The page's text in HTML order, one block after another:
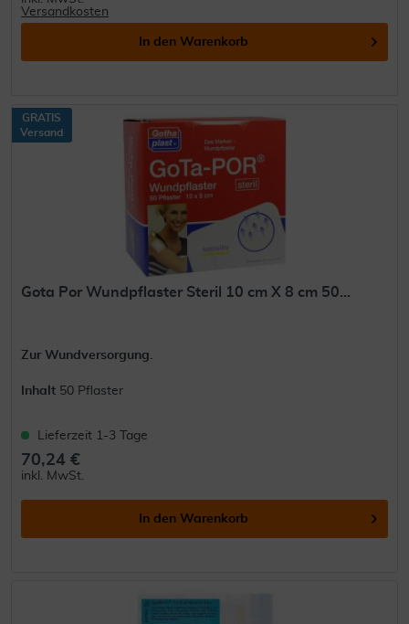
Versandkosten
In den Warenkorb
GRATIS
Versand
Gota Por Wundpflaster Steril 10 cm X 8 cm 50...
Zur Wundversorgung.
Inhalt 50 Pflaster
Lieferzeit 1-3 Tage
70,24 €
inkl. MwSt.
In den Warenkorb